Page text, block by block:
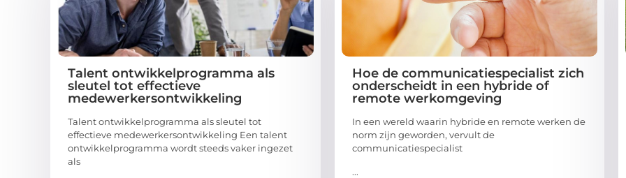
Talent ontwikkelprogramma als
sleutel tot effectieve
medewerkersontwikkeling
Talent ontwikkelprogramma als sleutel tot
effectieve medewerkersontwikkeling Een talent
ontwikkelprogramma wordt steeds vaker ingezet
als
Hoe de communicatiespecialist zich
onderscheidt in een hybride of
remote werkomgeving
In een wereld waarin hybride en remote werken de
norm zijn geworden, vervult de
communicatiespecialist
...